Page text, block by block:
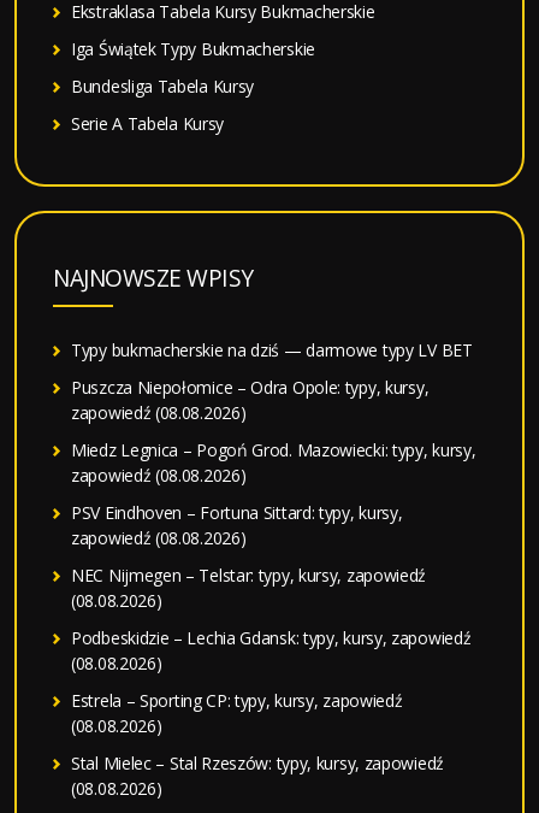
Ekstraklasa Tabela Kursy Bukmacherskie
Iga Świątek Typy Bukmacherskie
Bundesliga Tabela Kursy
Serie A Tabela Kursy
NAJNOWSZE WPISY
Typy bukmacherskie na dziś — darmowe typy LV BET
Puszcza Niepołomice – Odra Opole: typy, kursy,
zapowiedź (08.08.2026)
Miedz Legnica – Pogoń Grod. Mazowiecki: typy, kursy,
zapowiedź (08.08.2026)
PSV Eindhoven – Fortuna Sittard: typy, kursy,
zapowiedź (08.08.2026)
NEC Nijmegen – Telstar: typy, kursy, zapowiedź
(08.08.2026)
Podbeskidzie – Lechia Gdansk: typy, kursy, zapowiedź
(08.08.2026)
Estrela – Sporting CP: typy, kursy, zapowiedź
(08.08.2026)
Stal Mielec – Stal Rzeszów: typy, kursy, zapowiedź
(08.08.2026)